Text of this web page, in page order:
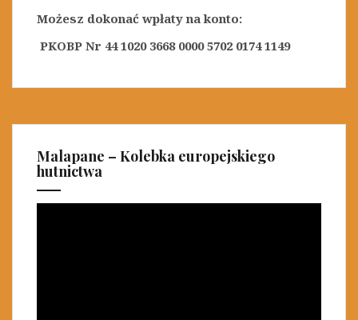
Możesz dokonać wpłaty na konto:
PKOBP Nr 44 1020 3668 0000 5702 0174 1149
Malapane – Kolebka europejskiego
hutnictwa